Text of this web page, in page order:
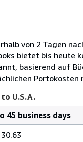
von 2 Tagen
bietet bis heute
basierend auf
U.S.A.
45 business days
30.63